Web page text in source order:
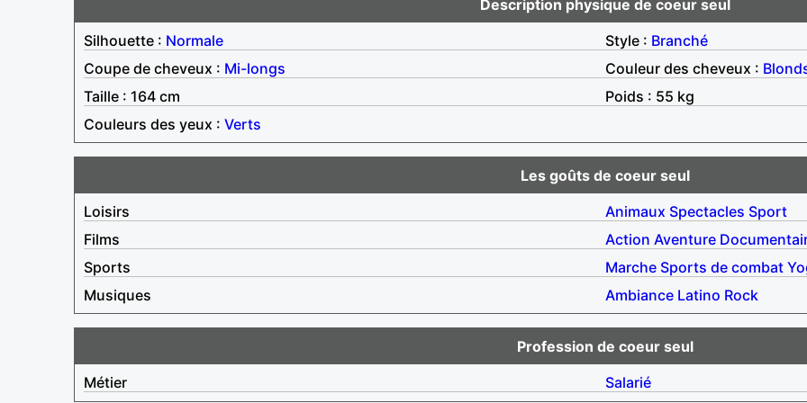
Description physique de coeur seul
Silhouette : Normale Style : Branché
Coupe de cheveux : Mi-longs Couleur des cheveux :
Taille : 164 cm
Poids : 55 kg
Couleurs des yeux : Verts
Les goûts de coeur seul
Loisirs
Animaux Spectacles Sport
Films
Action Aventure
Sports
Marche Sports de combat
Musiques
Ambiance Latino Rock
Profession de coeur seul
Métier
Salarié